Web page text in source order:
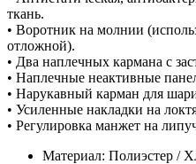
ткань.
• Воротник на молнии
отложной).
• Два наплечных кармана с
• Наплечные неактивные
• Нарукавный карман для
• Усиленные накладки на
• Регулировка манжет на
Материал: Полиэстер /